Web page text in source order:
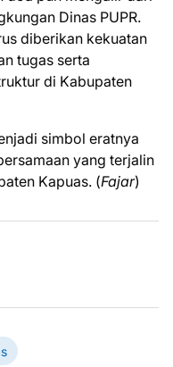
Dinas PUPR.
diberikan kekuatan
tugas serta
di Kabupaten
simbol eratnya
yang terjalin
Kapuas. (Fajar)